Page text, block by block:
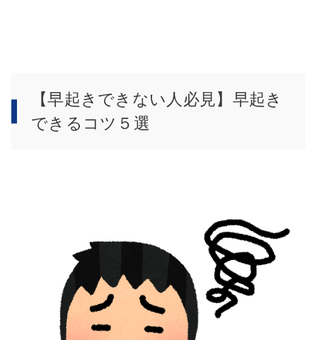
【早起きできない人必見】早起き
できるコツ５選